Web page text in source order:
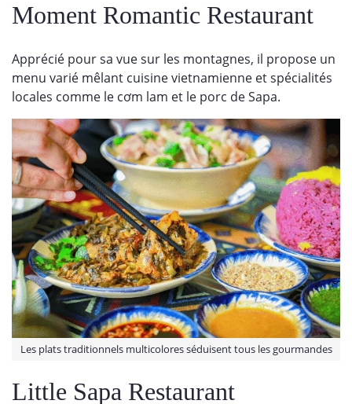
Moment Romantic Restaurant
Apprécié pour sa vue sur les montagnes, il propose un
menu varié mêlant cuisine vietnamienne et spécialités
locales comme le cơm lam et le porc de Sapa.
Les plats traditionnels multicolores séduisent tous les gourmandes
Little Sapa Restaurant